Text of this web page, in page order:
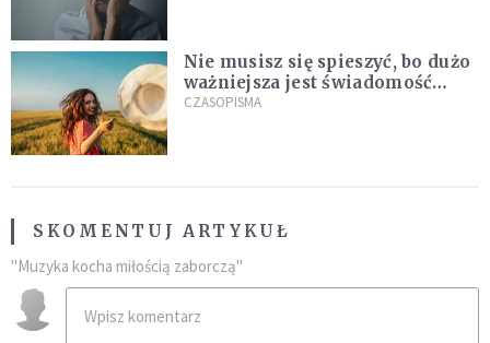
Nie musisz się spieszyć, bo dużo
ważniejsza jest świadomość
kierunku
CZASOPISMA
SKOMENTUJ ARTYKUŁ
"Muzyka kocha miłością zaborczą"